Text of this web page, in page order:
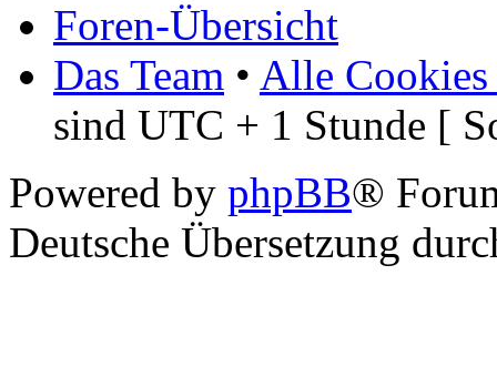
Foren-Übersicht
Das Team • Alle Cookies
sind UTC + 1 Stunde [
Powered by phpBB®
Deutsche Übersetzung